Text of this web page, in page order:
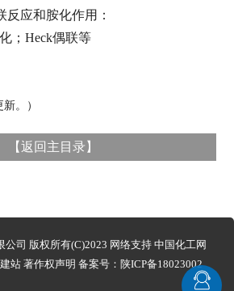
反应和胺化作用：
； Heck偶联等
。）
【返回主目录 】
公司 版权所有(C)2023 网络支持中国化工网
站 著作权声明 备案号： 陕ICP备18023002